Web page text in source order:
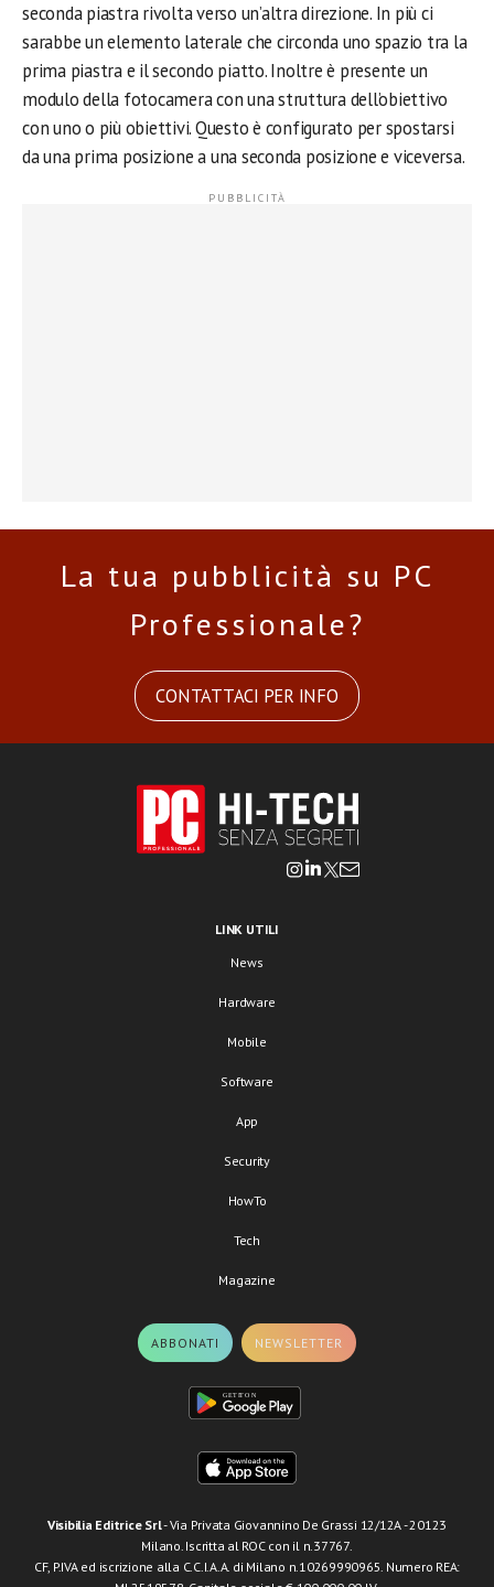
seconda piastra rivolta verso un’altra direzione. In più ci
sarabbe un elemento laterale che circonda uno spazio tra la
prima piastra e il secondo piatto. Inoltre è presente un
modulo della fotocamera con una struttura dell’obiettivo
con uno o più obiettivi. Questo è configurato per spostarsi
da una prima posizione a una seconda posizione e viceversa.
La tua pubblicità su PC
Professionale?
CONTATTACI PER INFO
LINK UTILI
News
Hardware
Mobile
Software
App
Security
HowTo
Tech
Magazine
ABBONATI NEWSLETTER
Visibilia Editrice Srl- Via Privata Giovannino De Grassi 12/12A - 20123
Milano. Iscritta al ROC con il n.37767.
CF, P.IVA ed iscrizione alla C.C.I.A.A. di Milano n.10269990965. Numero REA: